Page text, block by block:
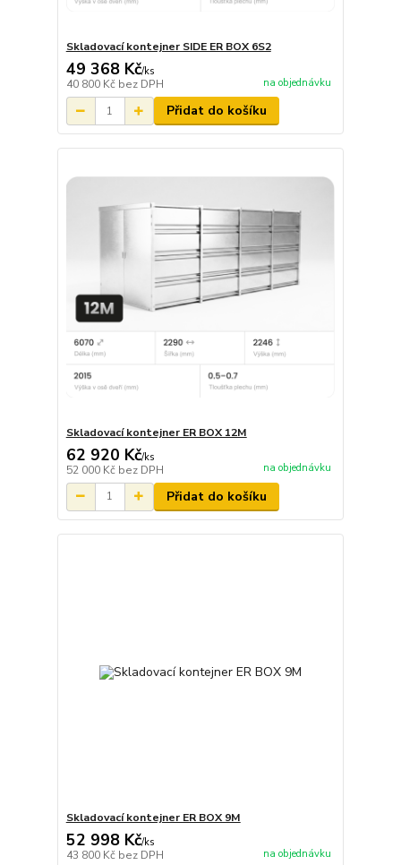
Skladovací kontejner SIDE ER BOX 6S2
49 368 Kč/ks
40 800 Kč bez DPH na objednávku
Přidat do košíku
Skladovací kontejner ER BOX 12M
62 920 Kč/ks
52 000 Kč bez DPH na objednávku
Přidat do košíku
Skladovací kontejner ER BOX 9M
52 998 Kč/ks
43 800 Kč bez DPH na objednávku